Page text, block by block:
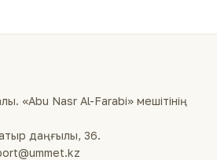
«Abu Nasr Al-Farabi» мешітінің
даңғылы, 36.